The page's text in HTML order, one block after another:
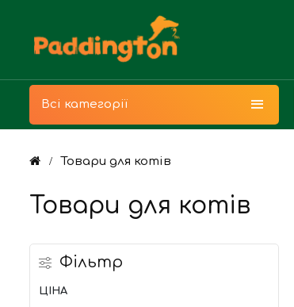
Всі категорії
Товари для котів
Товари для котів
Фільтр
ЦІНА